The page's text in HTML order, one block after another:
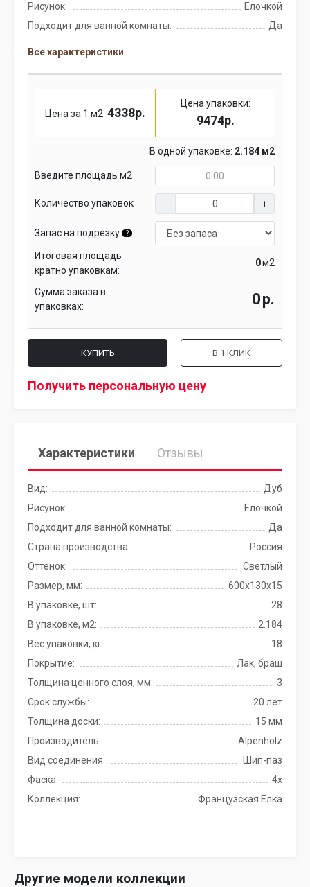
Рисунок:
Ёлочкой
Подходит для ванной комнаты:
Да
Все характеристики
Цена за 1 м2: 4338р.
Цена упаковки:
9474р.
В одной упаковке: 2.184 м2
Введите площадь м2
Количество упаковок
Запас на подрезку ?
Итоговая площадь
кратно упаковкам:
м2
Сумма заказа в
упаковках:
р.
КУПИТЬ В 1 КЛИК
Получить персональную цену
Характеристики Отзывы
Вид:
Дуб
Рисунок:
Ёлочкой
Подходит для ванной комнаты:
Да
Страна производства:
Россия
Оттенок:
Светлый
Размер, мм:
600х130х15
В упаковке, шт:
28
В упаковке, м2:
2.184
Вес упаковки, кг:
18
Покрытие:
Лак, браш
Толщина ценного слоя, мм:
3
Срок службы:
20 лет
Толщина доски:
15 мм
Производитель:
Alpenholz
Вид соединения:
Шип-паз
Фаска:
4x
Коллекция:
Французская Елка
Другие модели коллекции